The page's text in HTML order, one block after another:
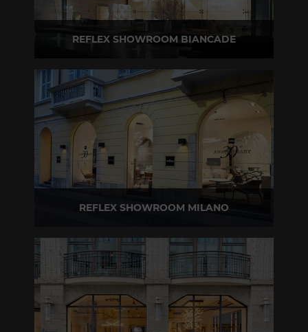
REFLEX SHOWROOM BIANCADE
T +39 0422 849201
REFLEX SHOWROOM MILANO
T +39 02 80582955